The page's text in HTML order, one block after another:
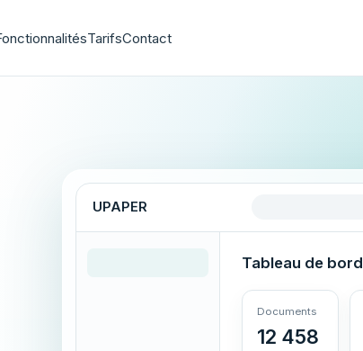
TarifsContact
UPAPER
Tableau de bord
Documents
12 458